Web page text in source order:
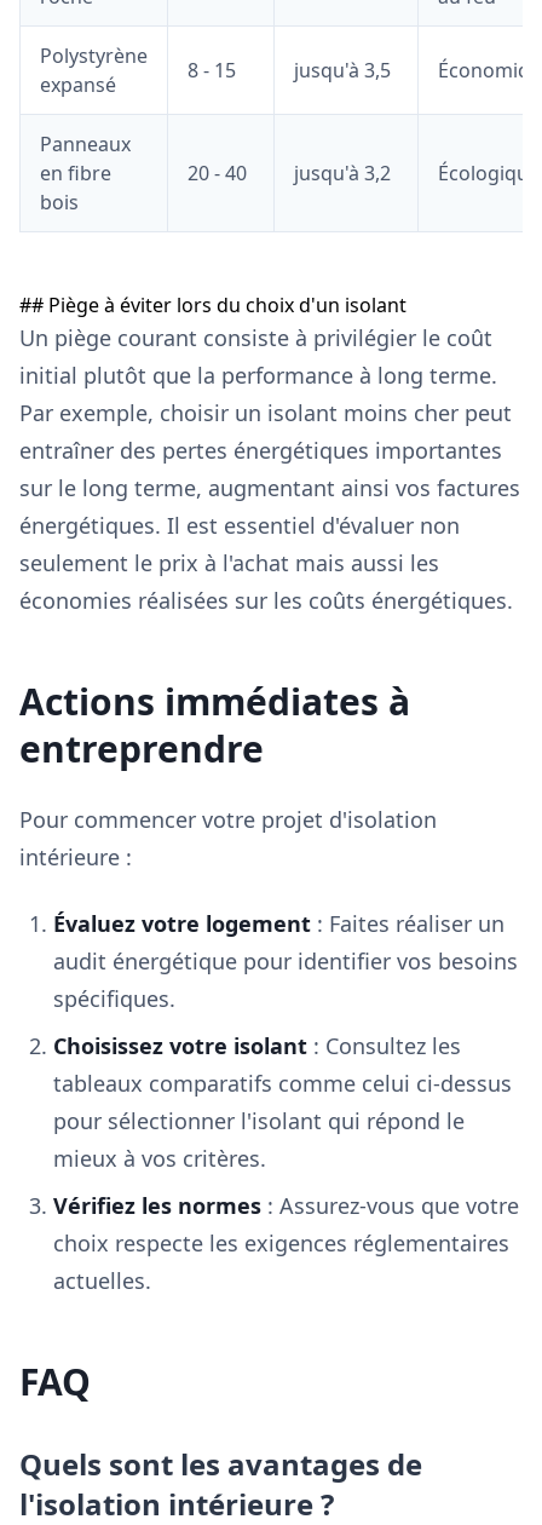
Polystyrène
expansé
8 - 15 jusqu'à 3,5
Panneaux
en fibre
bois
20 - 40 jusqu'à 3,2 Écologique
## Piège à éviter lors du choix d'un isolant
Un piège courant consiste à privilégier le coût
initial plutôt que la performance à long terme.
Par exemple, choisir un isolant moins cher peut
entraîner des pertes énergétiques importantes
sur le long terme, augmentant ainsi vos factures
énergétiques. Il est essentiel d'évaluer non
seulement le prix à l'achat mais aussi les
économies réalisées sur les coûts énergétiques.
Actions immédiates à
entreprendre
Pour commencer votre projet d'isolation
intérieure :
Évaluez votre logement : Faites réaliser un
audit énergétique pour identifier vos besoins
spécifiques.
Choisissez votre isolant : Consultez les
tableaux comparatifs comme celui ci-dessus
pour sélectionner l'isolant qui répond le
mieux à vos critères.
Vérifiez les normes : Assurez-vous que votre
choix respecte les exigences réglementaires
actuelles.
FAQ
Quels sont les avantages de
l'isolation intérieure ?